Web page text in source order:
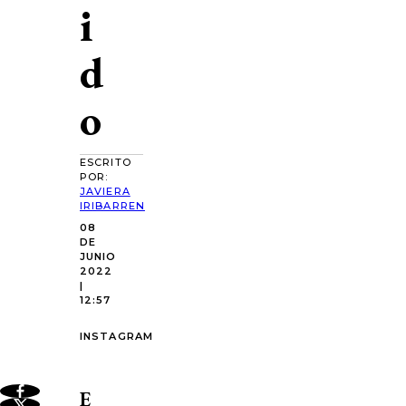
i
d
o
ESCRITO
POR:
JAVIERA
IRIBARREN
08
DE
JUNIO
2022
|
12:57
INSTAGRAM
E